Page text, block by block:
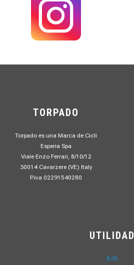
TORPADO
Torpado es una Marca de Cicli
Esperia Spa
Viale Enzo Ferrari, 8/10/12
30014 Cavarzere (VE) Italy
P.iva 02291540280
UTILIDAD
B2B